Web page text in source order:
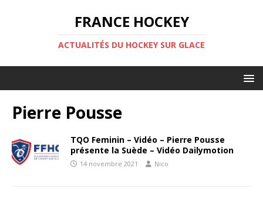
FRANCE HOCKEY
ACTUALITÉS DU HOCKEY SUR GLACE
Pierre Pousse
TQO Feminin – Vidéo – Pierre Pousse
présente la Suède – Vidéo Dailymotion
14 novembre 2021 Nico